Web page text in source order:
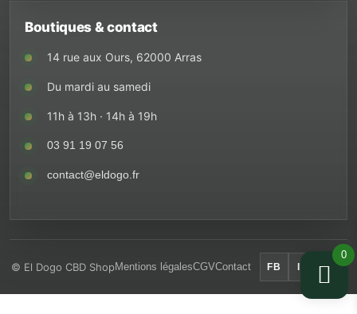
Boutiques & contact
14 rue aux Ours, 62000 Arras
Du mardi au samedi
11h à 13h · 14h à 19h
03 91 19 07 56
contact@eldogo.fr
© El Dogo CBD ShopMentions légalesCGVContact FB IG IN
0